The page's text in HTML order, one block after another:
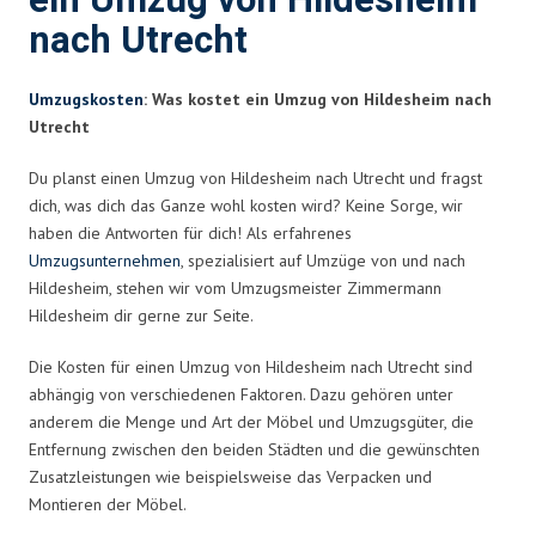
nach Utrecht
Umzugskosten: Was kostet ein Umzug von Hildesheim nach
Utrecht
Du planst einen Umzug von Hildesheim nach Utrecht und fragst
dich, was dich das Ganze wohl kosten wird? Keine Sorge, wir
haben die Antworten für dich! Als erfahrenes
Umzugsunternehmen, spezialisiert auf Umzüge von und nach
Hildesheim, stehen wir vom Umzugsmeister Zimmermann
Hildesheim dir gerne zur Seite.
Die Kosten für einen Umzug von Hildesheim nach Utrecht sind
abhängig von verschiedenen Faktoren. Dazu gehören unter
anderem die Menge und Art der Möbel und Umzugsgüter, die
Entfernung zwischen den beiden Städten und die gewünschten
Zusatzleistungen wie beispielsweise das Verpacken und
Montieren der Möbel.